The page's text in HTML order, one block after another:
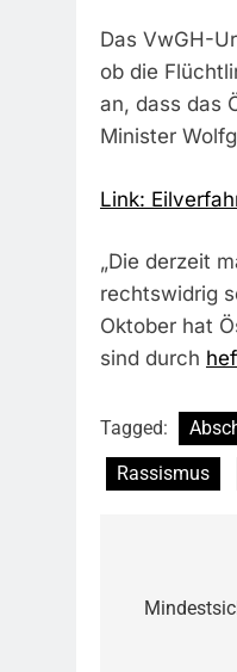
Das VwGH-
ob die
an, dass das
Minister
Link:
„Die derzeit
rechtswidrig
Oktober hat
sind durch
Tagged:
Rassismus